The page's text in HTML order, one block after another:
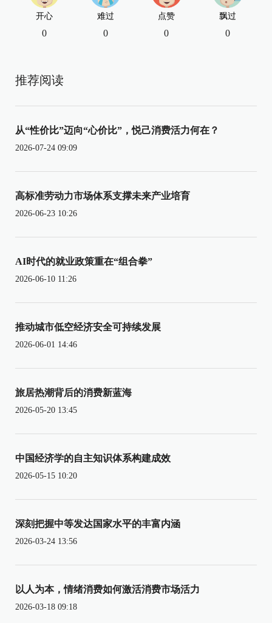
开心
0
难过
0
点赞
0
飘过
0
推荐阅读
从“性价比”迈向“心价比”，悦己消费活力何在？
2026-07-24 09:09
高标准劳动力市场体系支撑未来产业培育
2026-06-23 10:26
AI时代的就业政策重在“组合拳”
2026-06-10 11:26
推动城市低空经济安全可持续发展
2026-06-01 14:46
旅居热潮背后的消费新蓝海
2026-05-20 13:45
中国经济学的自主知识体系构建成效
2026-05-15 10:20
深刻把握中等发达国家水平的丰富内涵
2026-03-24 13:56
以人为本，情绪消费如何激活消费市场活力
2026-03-18 09:18